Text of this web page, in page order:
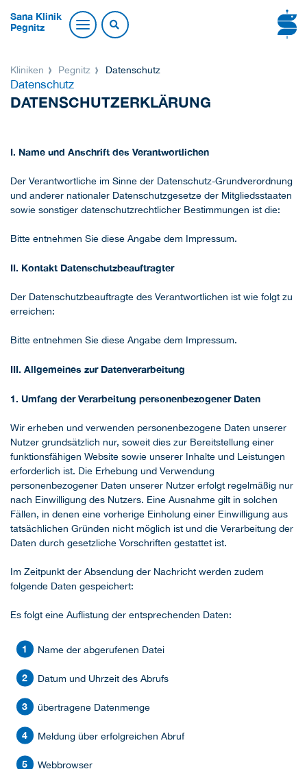
Sana Klinik
Pegnitz
Kliniken Pegnitz Datenschutz
Datenschutz
DATENSCHUTZERKLÄRUNG
I. Name und Anschrift des Verantwortlichen
Der Verantwortliche im Sinne der Datenschutz-Grundverordnung
und anderer nationaler Datenschutzgesetze der Mitgliedsstaaten
sowie sonstiger datenschutzrechtlicher Bestimmungen ist die:
Bitte entnehmen Sie diese Angabe dem Impressum.
II. Kontakt Datenschutzbeauftragter
Der Datenschutzbeauftragte des Verantwortlichen ist wie folgt zu
erreichen:
Bitte entnehmen Sie diese Angabe dem Impressum.
III. Allgemeines zur Datenverarbeitung
1. Umfang der Verarbeitung personenbezogener Daten
Wir erheben und verwenden personenbezogene Daten unserer
Nutzer grundsätzlich nur, soweit dies zur Bereitstellung einer
funktionsfähigen Website sowie unserer Inhalte und Leistungen
erforderlich ist. Die Erhebung und Verwendung
personenbezogener Daten unserer Nutzer erfolgt regelmäßig nur
nach Einwilligung des Nutzers. Eine Ausnahme gilt in solchen
Fällen, in denen eine vorherige Einholung einer Einwilligung aus
tatsächlichen Gründen nicht möglich ist und die Verarbeitung der
Daten durch gesetzliche Vorschriften gestattet ist.
Im Zeitpunkt der Absendung der Nachricht werden zudem
folgende Daten gespeichert:
Es folgt eine Auflistung der entsprechenden Daten:
Name der abgerufenen Datei
Datum und Uhrzeit des Abrufs
übertragene Datenmenge
Meldung über erfolgreichen Abruf
Webbrowser